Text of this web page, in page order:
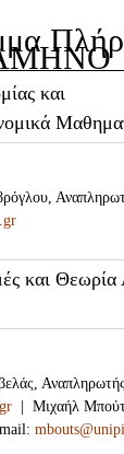
και
μαθήματος:
τον
προβλήματα της
να χειρίζεται
και
| Μιχαήλ
μαθήματος: